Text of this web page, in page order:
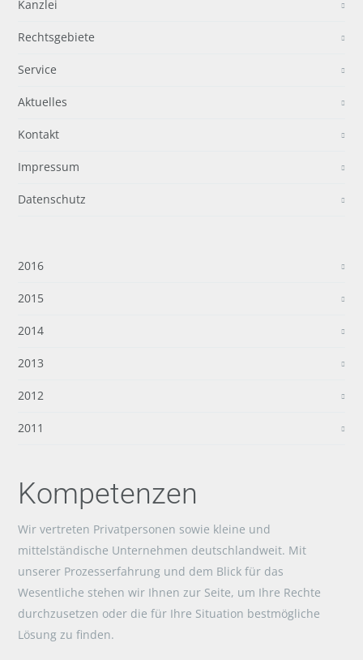
Kanzlei
Rechtsgebiete
Service
Aktuelles
Kontakt
Impressum
Datenschutz
2016
2015
2014
2013
2012
2011
Kompetenzen
Wir vertreten Privatpersonen sowie kleine und
mittelständische Unternehmen deutschlandweit. Mit
unserer Prozesserfahrung und dem Blick für das
Wesentliche stehen wir Ihnen zur Seite, um Ihre Rechte
durchzusetzen oder die für Ihre Situation bestmögliche
Lösung zu finden.